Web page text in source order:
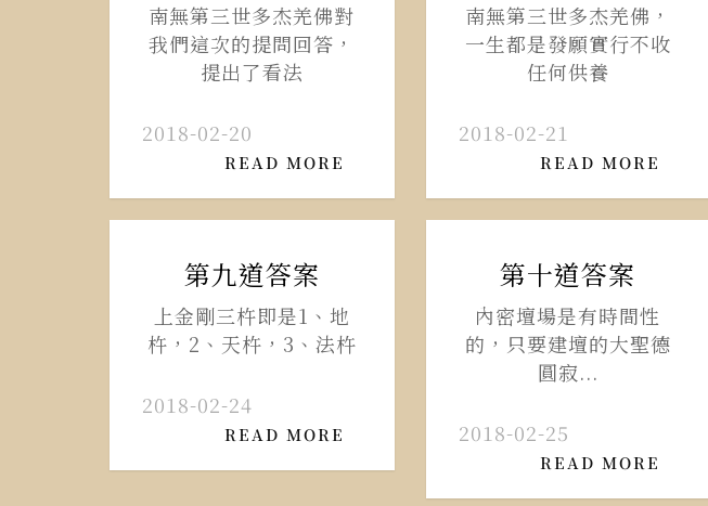
南無第三世多杰羌佛對
我們這次的提問回答，
提出了看法
2018-02-20
READ MORE
南無第三世多杰羌佛，
一生都是發願實行不收
任何供養
2018-02-21
READ MORE
第九道答案
上金剛三杵即是1、地
杵，2、天杵，3、法杵
2018-02-24
READ MORE
第十道答案
內密壇場是有時間性
的，只要建壇的大聖德
圓寂...
2018-02-25
READ MORE